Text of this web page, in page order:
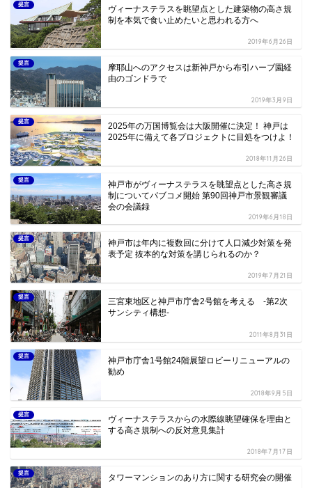
提言
ヴィーナステラスを眺望点とした建築物の高さ規
制を本気で食い止めたいと思われる方へ
2019年6月26日
提言
摩耶山へのアクセスは新神戸から布引ハーブ園経
由のゴンドラで
2019年3月9日
提言
2025年の万国博覧会は大阪開催に決定！ 神戸は
2025年に備えて各プロジェクトに目処をつけよ！
2018年11月26日
提言
神戸市がヴィーナステラスを眺望点とした高さ規
制についてパブコメ開始 第90回神戸市景観審議
会の会議録
2019年6月18日
提言
神戸市は年内に複数回に分けて人口減少対策を発
表予定 抜本的な対策を講じられるのか？
2019年7月21日
提言
三宮東地区と神戸市庁舎2号館を考える -第2次
サンシティ構想-
2011年8月31日
提言
神戸市庁舎1号館24階展望ロビーリニューアルの
勧め
2018年9月5日
提言
ヴィーナステラスからの水際線眺望確保を理由と
する高さ規制への反対意見集計
2018年7月17日
提言 タワーマンションのあり方に関する研究会の開催